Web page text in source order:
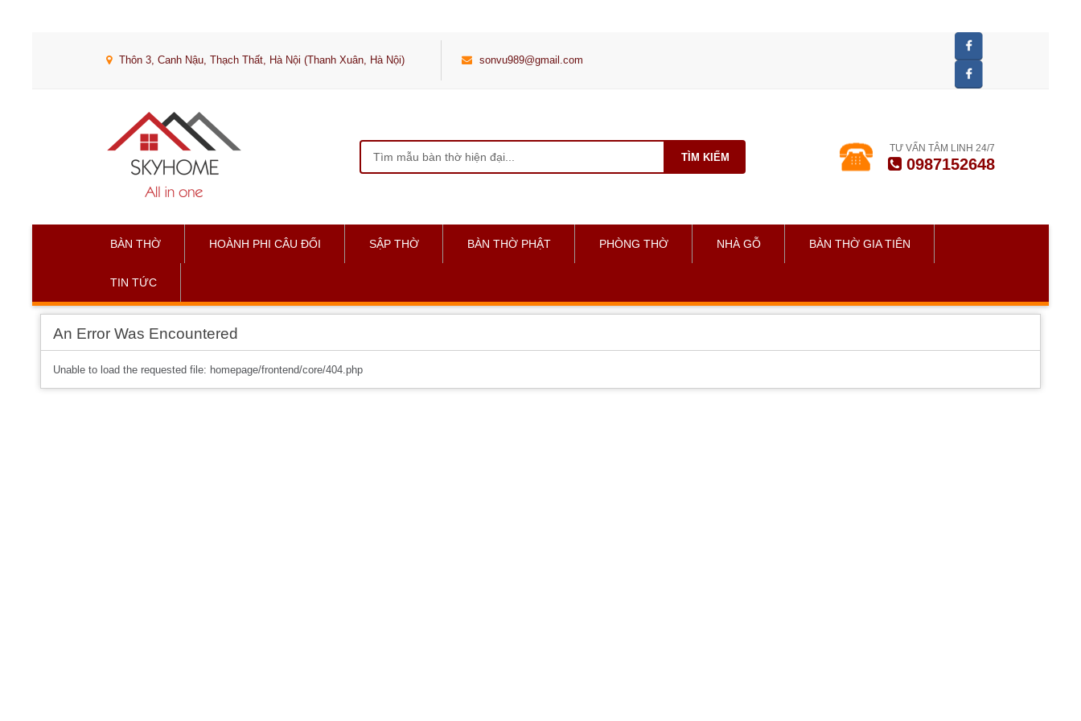
Thôn 3, Canh Nậu, Thạch Thất, Hà Nội (Thanh Xuân, Hà Nội) sonvu989@gmail.com
TÌM KIẾM
TƯ VẤN TÂM LINH 24/7
0987152648
BÀN THỜ HOÀNH PHI CÂU ĐỐI SẬP THỜ BÀN THỜ PHẬT PHÒNG THỜ NHÀ GỖ BÀN THỜ GIA TIÊN
TIN TỨC
An Error Was Encountered
Unable to load the requested file: homepage/frontend/core/404.php